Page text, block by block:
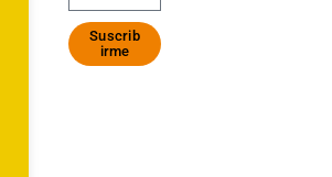
Suscrib
irme